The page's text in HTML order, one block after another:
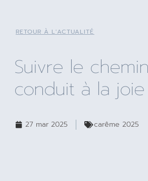
RETOUR À L'ACTUALITÉ
Suivre le
conduit à la joie
27 mar 2025 carême 2025